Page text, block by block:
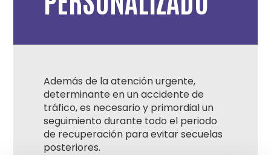
Además de la atención urgente,
determinante en un accidente de
tráfico, es necesario y primordial un
seguimiento durante todo el periodo
de recuperación para evitar secuelas
posteriores.